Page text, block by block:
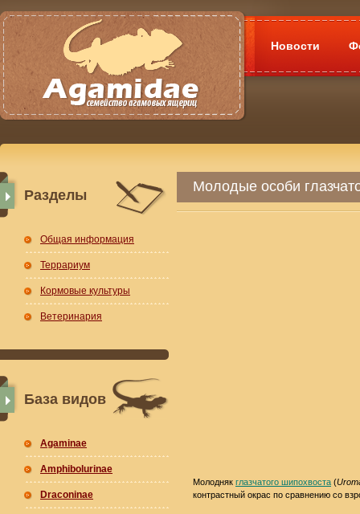
Новости
Разделы
Общая информация
Террариум
Кормовые культуры
Ветеринария
База видов
Agaminae
Amphibolurinae
Draconinae
Молодые особи
Молодняк глазчатого шипохвоста (
контрастный окрас по сравнению со